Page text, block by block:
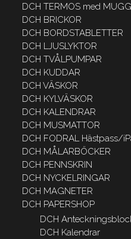
DCH TERMOS med MUGG
DCH BRICKOR
DCH BORDSTABLETTER
DCH LJUSLYKTOR
DCH TVÅLPUMPAR
DCH KUDDAR
DCH VÄSKOR
DCH KYLVÄSKOR
DCH KALENDRAR
DCH MUSMATTOR
DCH FODRAL Hästpass/
DCH MÅLARBÖCKER
DCH PENNSKRIN
DCH NYCKELRINGAR
DCH MAGNETER
DCH PAPERSHOP
DCH
DCH Kalendrar